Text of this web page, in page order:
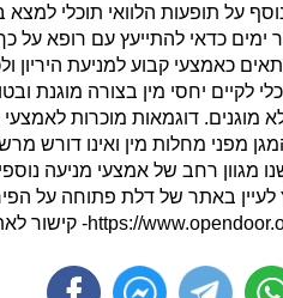
על תופעות הלוואי תוכלי
כדאי להתייעץ עם רופא על
כאמצעי קבוע למניעת
לקיים יחסי מין בצורה מוגנת
מוגנים. דוגמאות מוכרות לאמצעי
מפני מחלות מין ואינו דורש
מגוון רחב של אמצעי מניעה
באתר של דלת פתוחה על